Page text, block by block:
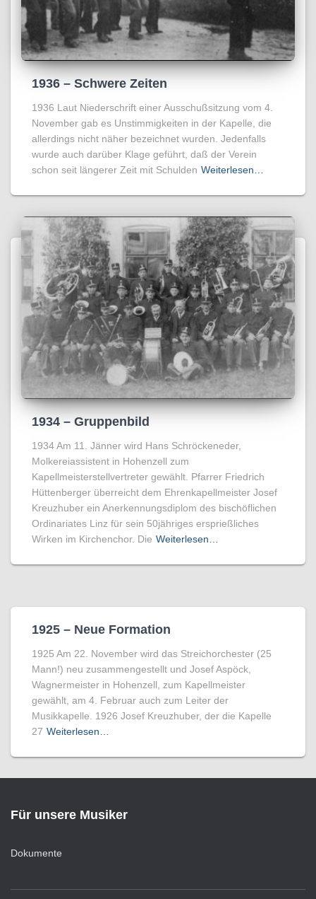
1936 – Schwere Zeiten
1936 Laut Niederschrift einer Ausschußsitzung vom 4.
November gab es Unstimmigkeiten in der Kapelle, die
allerdings nicht näher bezeichnet wurden. Jedenfalls
wurde auch darüber Klage geführt, daß der Verein
schon seit längerer Zeit mit Schulden Weiterlesen…
1934 – Gruppenbild
1934 Am 11. Jänner wird Hans Schröckeneder,
Molkereiassistent in Hohenzell zum
Kapellmeisterstellvertreter gewählt. Pfarrer Friedrich
Hüttenberger überreicht dem Ehrenkapellmeister Josef
Kreuzhuber ein Anerkennungsdiplom des bischöflichen
Ordinariates Linz für sein 50jähriges ersprießliches
Wirken im Kirchenchor. Die Weiterlesen…
1925 – Neue Formation
1925 Am 22. November wird das Streichorchester (25
Mann!) neu zusammengestellt und Josef Aspöck,
Wagnermeister in Hohenzell, zum Kapellmeister
gewählt, am 4. Februar auch zum Leiter der
Musikkapelle. 1926 Josef Kreuzhuber, der die Kapelle
27 Weiterlesen…
Für unsere Musiker
Dokumente